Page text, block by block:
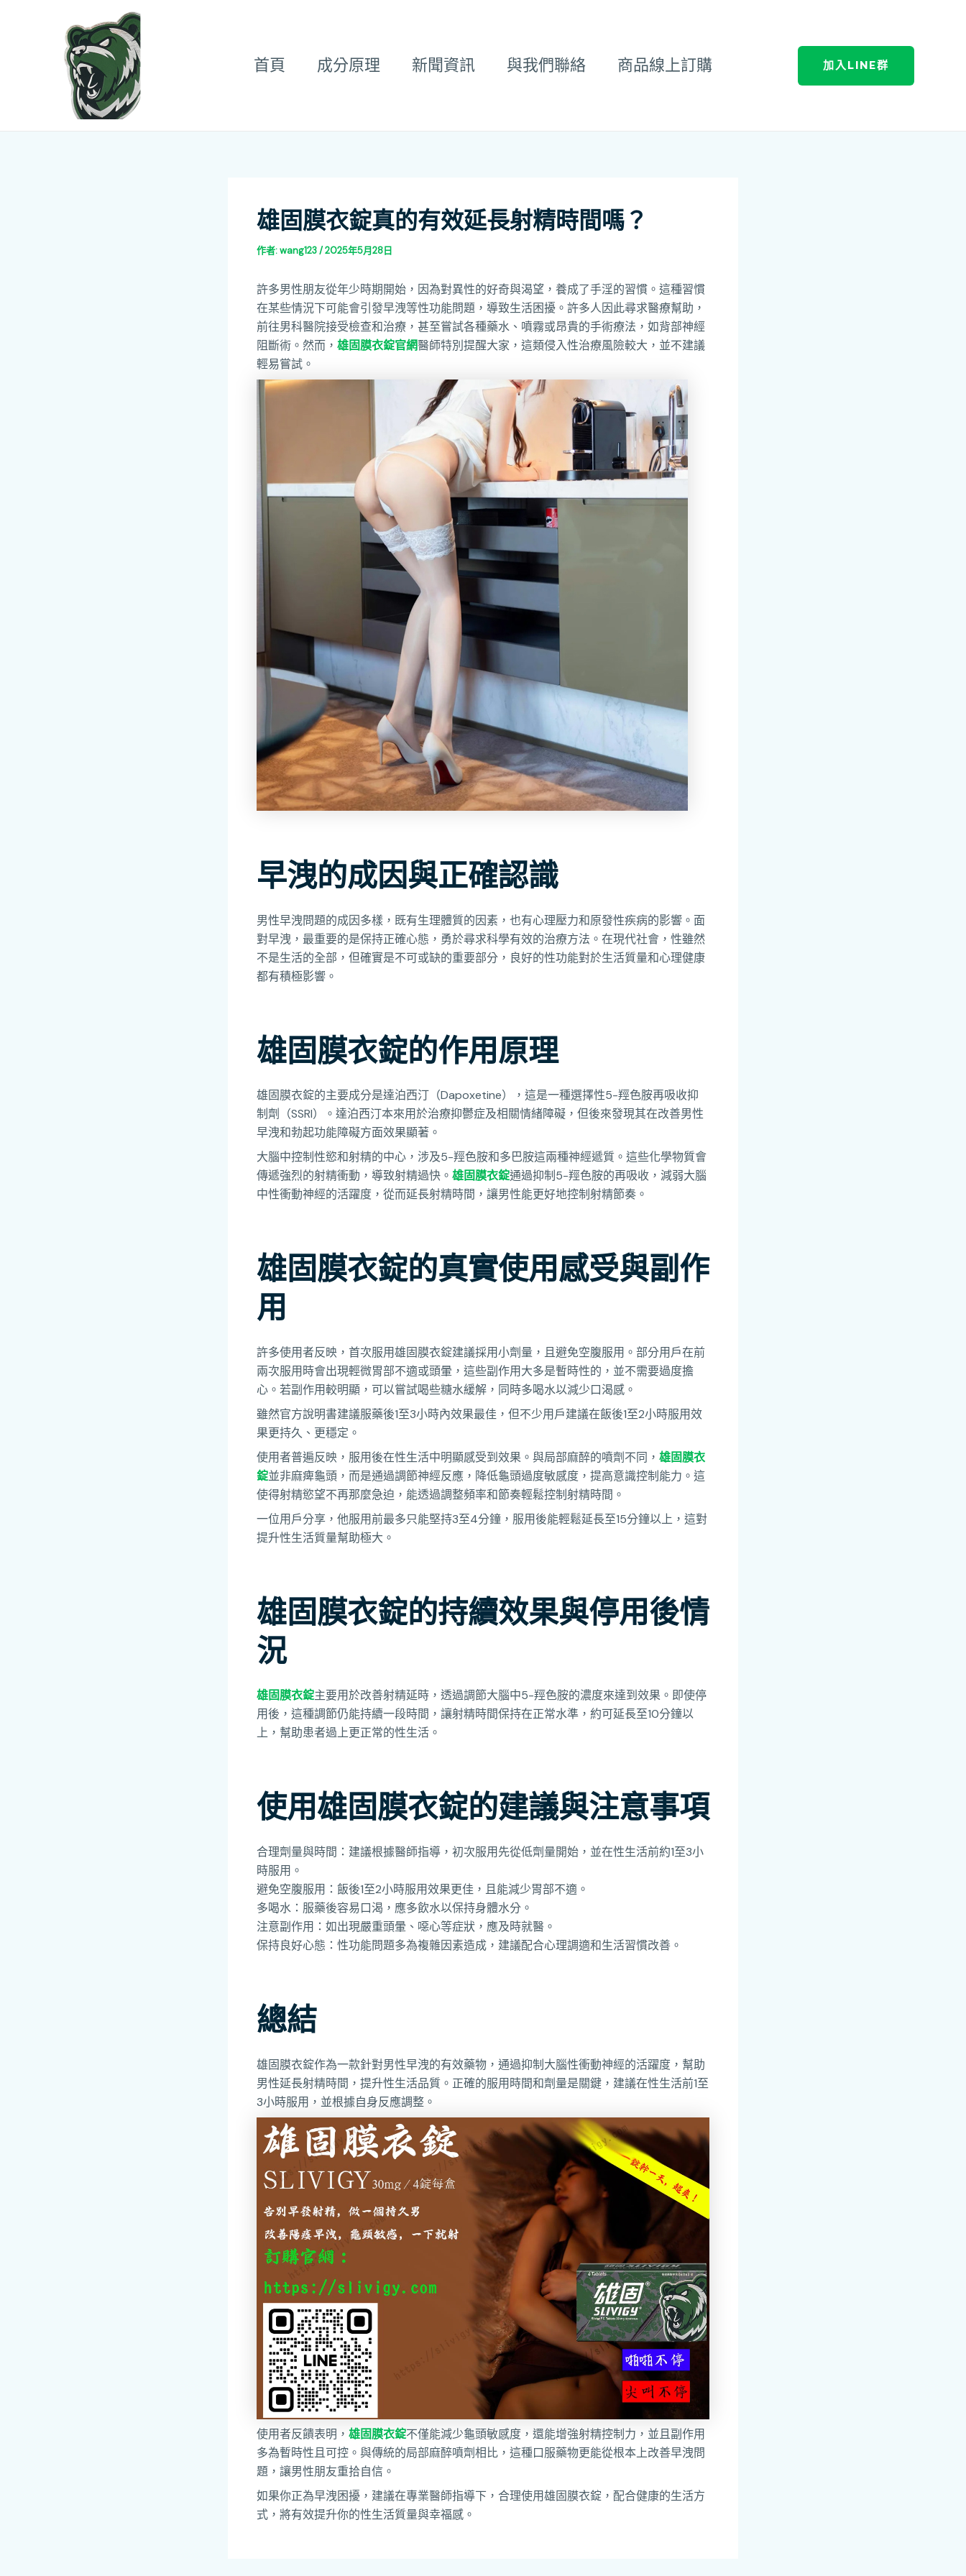
首頁 成分原理 新聞資訊 與我們聯絡 商品線上訂購 加入LINE群
雄固膜衣錠真的有效延長射精時間嗎？
作者:wang123/2025年5月28日
許多男性朋友從年少時期開始，因為對異性的好奇與渴望，養成了手淫的習慣。這種習慣
在某些情況下可能會引發早洩等性功能問題，導致生活困擾。許多人因此尋求醫療幫助，
前往男科醫院接受檢查和治療，甚至嘗試各種藥水、噴霧或昂貴的手術療法，如背部神經
阻斷術。然而， 雄固膜衣錠官網醫師特別提醒大家，這類侵入性治療風險較大，並不建議
輕易嘗試。
早洩的成因與正確認識
男性早洩問題的成因多樣，既有生理體質的因素，也有心理壓力和原發性疾病的影響。面
對早洩，最重要的是保持正確心態，勇於尋求科學有效的治療方法。在現代社會，性雖然
不是生活的全部，但確實是不可或缺的重要部分，良好的性功能對於生活質量和心理健康
都有積極影響。
雄固膜衣錠的作用原理
雄固膜衣錠的主要成分是達泊西汀（Dapoxetine），這是一種選擇性5-羥色胺再吸收抑
制劑（SSRI）。達泊西汀本來用於治療抑鬱症及相關情緒障礙，但後來發現其在改善男性
早洩和勃起功能障礙方面效果顯著。
大腦中控制性慾和射精的中心，涉及5-羥色胺和多巴胺這兩種神經遞質。這些化學物質會
傳遞強烈的射精衝動，導致射精過快。 雄固膜衣錠通過抑制5-羥色胺的再吸收，減弱大腦
中性衝動神經的活躍度，從而延長射精時間，讓男性能更好地控制射精節奏。
雄固膜衣錠的真實使用感受與副作
用
許多使用者反映，首次服用雄固膜衣錠建議採用小劑量，且避免空腹服用。部分用戶在前
兩次服用時會出現輕微胃部不適或頭暈，這些副作用大多是暫時性的，並不需要過度擔
心。若副作用較明顯，可以嘗試喝些糖水緩解，同時多喝水以減少口渴感。
雖然官方說明書建議服藥後1至3小時內效果最佳，但不少用戶建議在飯後1至2小時服用效
果更持久、更穩定。
使用者普遍反映，服用後在性生活中明顯感受到效果。與局部麻醉的噴劑不同， 雄固膜衣
錠並非麻痺龜頭，而是通過調節神經反應，降低龜頭過度敏感度，提高意識控制能力。這
使得射精慾望不再那麼急迫，能透過調整頻率和節奏輕鬆控制射精時間。
一位用戶分享，他服用前最多只能堅持3至4分鐘，服用後能輕鬆延長至15分鐘以上，這對
提升性生活質量幫助極大。
雄固膜衣錠的持續效果與停用後情
況
雄固膜衣錠主要用於改善射精延時，透過調節大腦中5-羥色胺的濃度來達到效果。即使停
用後，這種調節仍能持續一段時間，讓射精時間保持在正常水準，約可延長至10分鐘以
上，幫助患者過上更正常的性生活。
使用雄固膜衣錠的建議與注意事項
合理劑量與時間：建議根據醫師指導，初次服用先從低劑量開始，並在性生活前約1至3小
時服用。
避免空腹服用：飯後1至2小時服用效果更佳，且能減少胃部不適。
多喝水：服藥後容易口渴，應多飲水以保持身體水分。
注意副作用：如出現嚴重頭暈、噁心等症狀，應及時就醫。
保持良好心態：性功能問題多為複雜因素造成，建議配合心理調適和生活習慣改善。
總結
雄固膜衣錠作為一款針對男性早洩的有效藥物，通過抑制大腦性衝動神經的活躍度，幫助
男性延長射精時間，提升性生活品質。正確的服用時間和劑量是關鍵，建議在性生活前1至
3小時服用，並根據自身反應調整。
使用者反饋表明， 雄固膜衣錠不僅能減少龜頭敏感度，還能增強射精控制力，並且副作用
多為暫時性且可控。與傳統的局部麻醉噴劑相比，這種口服藥物更能從根本上改善早洩問
題，讓男性朋友重拾自信。
如果你正為早洩困擾，建議在專業醫師指導下，合理使用雄固膜衣錠，配合健康的生活方
式，將有效提升你的性生活質量與幸福感。